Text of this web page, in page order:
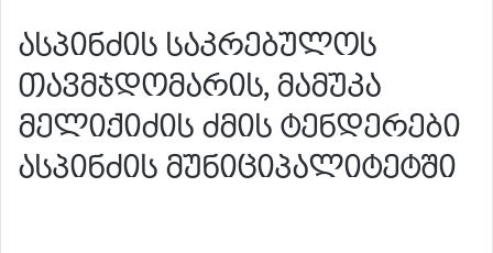
ასპინძის საკრებულოს
თავმჯდომარის, მამუკა
მელიქიძის ძმის ტენდერები
ასპინძის მუნიციპალიტეტში